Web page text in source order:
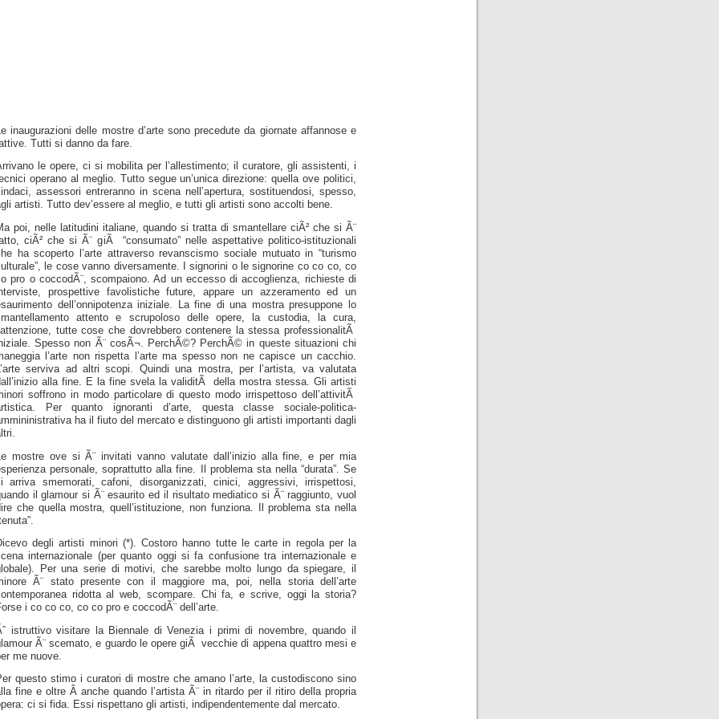
Le inaugurazioni delle mostre d’arte sono precedute da giornate affannose e
Tutti si danno da fare.
le opere, ci si mobilita per l’allestimento; il curatore, gli assistenti, i
operano al meglio. Tutto segue un’unica direzione: quella ove politici,
assessori entreranno in scena nell’apertura, sostituendosi, spesso,
artisti. Tutto dev’essere al meglio, e tutti gli artisti sono accolti bene.
poi, nelle latitudini italiane, quando si tratta di smantellare ciÃ² che si Ã¨
ciÃ² che si Ã¨ giÃ “consumato” nelle aspettative politico-istituzionali
ha scoperto l’arte attraverso revanscismo sociale mutuato in “turismo
le cose vanno diversamente. I signorini o le signorine co co co, co
pro o coccodÃ¨, scompaiono. Ad un eccesso di accoglienza, richieste di
prospettive favolistiche future, appare un azzeramento ed un
dell’onnipotenza iniziale. La fine di una mostra presuppone lo
attento e scrupoloso delle opere, la custodia, la cura,
tutte cose che dovrebbero contenere la stessa professionalitÃ
Spesso non Ã¨ cosÃ¬. PerchÃ©? PerchÃ© in queste situazioni chi
l’arte non rispetta l’arte ma spesso non ne capisce un cacchio.
serviva ad altri scopi. Quindi una mostra, per l’artista, va valutata
alla fine. E la fine svela la validitÃ della mostra stessa. Gli artisti
soffrono in modo particolare di questo modo irrispettoso dell’attivitÃ
Per quanto ignoranti d’arte, questa classe sociale-politica-
ha il fiuto del mercato e distinguono gli artisti importanti dagli
Le mostre ove si Ã¨ invitati vanno valutate dall’inizio alla fine, e per mia
personale, soprattutto alla fine. Il problema sta nella “durata”. Se
arriva smemorati, cafoni, disorganizzati, cinici, aggressivi, irrispettosi,
il glamour si Ã¨ esaurito ed il risultato mediatico si Ã¨ raggiunto, vuol
che quella mostra, quell’istituzione, non funziona. Il problema sta nella
degli artisti minori (*). Costoro hanno tutte le carte in regola per la
internazionale (per quanto oggi si fa confusione tra internazionale e
Per una serie di motivi, che sarebbe molto lungo da spiegare, il
Ã¨ stato presente con il maggiore ma, poi, nella storia dell’arte
ridotta al web, scompare. Chi fa, e scrive, oggi la storia?
i co co co, co co pro e coccodÃ¨ dell’arte.
istruttivo visitare la Biennale di Venezia i primi di novembre, quando il
Ã¨ scemato, e guardo le opere giÃ vecchie di appena quattro mesi e
me nuove.
questo stimo i curatori di mostre che amano l’arte, la custodiscono sino
fine e oltre Â anche quando l’artista Ã¨ in ritardo per il ritiro della propria
ci si fida. Essi rispettano gli artisti, indipendentemente dal mercato.